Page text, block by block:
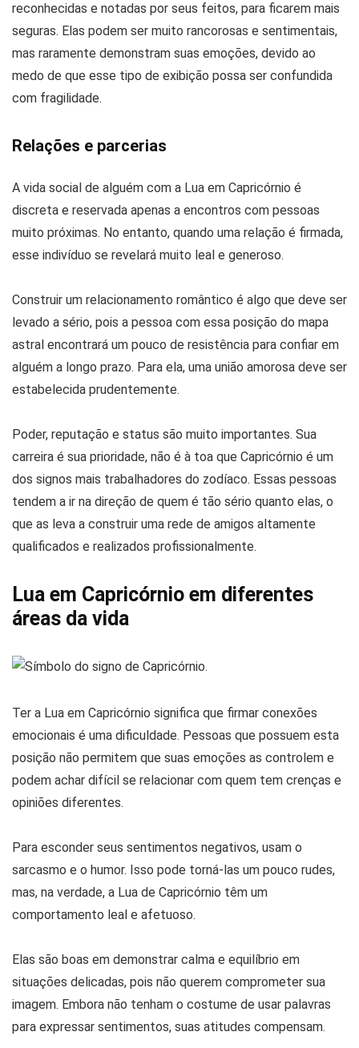
reconhecidas e notadas por seus feitos, para ficarem mais
seguras. Elas podem ser muito rancorosas e sentimentais,
mas raramente demonstram suas emoções, devido ao
medo de que esse tipo de exibição possa ser confundida
com fragilidade.
Relações e parcerias
A vida social de alguém com a Lua em Capricórnio é
discreta e reservada apenas a encontros com pessoas
muito próximas. No entanto, quando uma relação é firmada,
esse indivíduo se revelará muito leal e generoso.
Construir um relacionamento romântico é algo que deve ser
levado a sério, pois a pessoa com essa posição do mapa
astral encontrará um pouco de resistência para confiar em
alguém a longo prazo. Para ela, uma união amorosa deve ser
estabelecida prudentemente.
Poder, reputação e status são muito importantes. Sua
carreira é sua prioridade, não é à toa que Capricórnio é um
dos signos mais trabalhadores do zodíaco. Essas pessoas
tendem a ir na direção de quem é tão sério quanto elas, o
que as leva a construir uma rede de amigos altamente
qualificados e realizados profissionalmente.
Lua em Capricórnio em diferentes
áreas da vida
Ter a Lua em Capricórnio significa que firmar conexões
emocionais é uma dificuldade. Pessoas que possuem esta
posição não permitem que suas emoções as controlem e
podem achar difícil se relacionar com quem tem crenças e
opiniões diferentes.
Para esconder seus sentimentos negativos, usam o
sarcasmo e o humor. Isso pode torná-las um pouco rudes,
mas, na verdade, a Lua de Capricórnio têm um
comportamento leal e afetuoso.
Elas são boas em demonstrar calma e equilíbrio em
situações delicadas, pois não querem comprometer sua
imagem. Embora não tenham o costume de usar palavras
para expressar sentimentos, suas atitudes compensam.